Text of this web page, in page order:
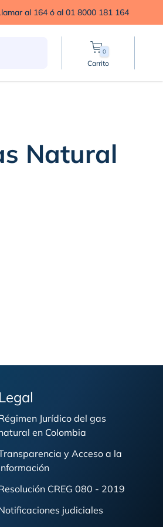
al 164 ó al 01 8000 181 164
0
Carrito
Natural
Legal
Jurídico del gas
en Colombia
y Acceso a la
CREG 080 - 2019
judiciales